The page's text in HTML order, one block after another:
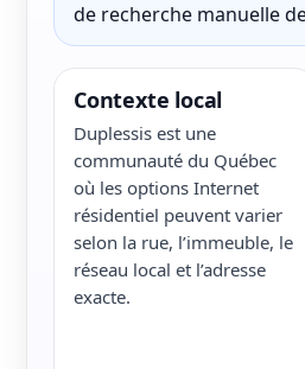
de recherche manuelle
Contexte local
Duplessis est une
communauté du Québec
où les options Internet
résidentiel peuvent varier
selon la rue, l’immeuble, le
réseau local et l’adresse
exacte.